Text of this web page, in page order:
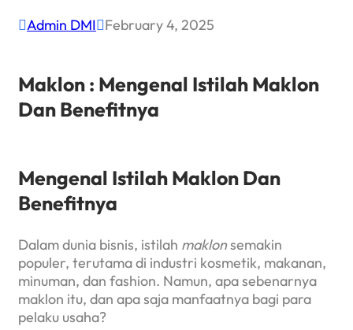
Admin DMIFebruary 4, 2025
Maklon : Mengenal Istilah Maklon
Dan Benefitnya
Mengenal Istilah Maklon Dan
Benefitnya
Dalam dunia bisnis, istilah maklonsemakin
populer, terutama di industri kosmetik, makanan,
minuman, dan fashion. Namun, apa sebenarnya
maklon itu, dan apa saja manfaatnya bagi para
pelaku usaha?